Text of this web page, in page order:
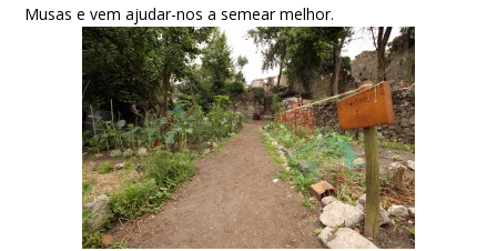
Musas e vem ajudar-nos a semear melhor.